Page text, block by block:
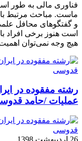
فناوری مالی به طور
ماست. مباحث مرتبط با
و گفتگوهای محافل
است هنوز برخی افراد
هیچ وجه نمی‌توان
رشته مفقوده در
عملیات /حامد